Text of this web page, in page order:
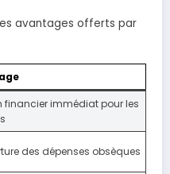
avantages offerts par
financier immédiat pour les
des dépenses obsèques